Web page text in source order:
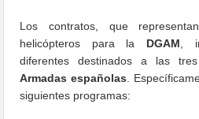
Los contratos, que
helicópteros para la DGAM ,
diferentes destinados a las
Armadas españolas .
siguientes programas: